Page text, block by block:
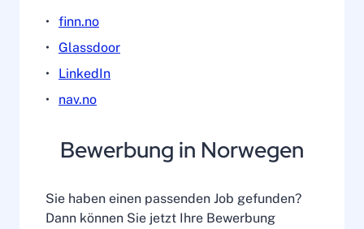
finn.no
Glassdoor
LinkedIn
nav.no
Bewerbung in Norwegen
Sie haben einen passenden Job gefunden?
Dann können Sie jetzt Ihre Bewerbung